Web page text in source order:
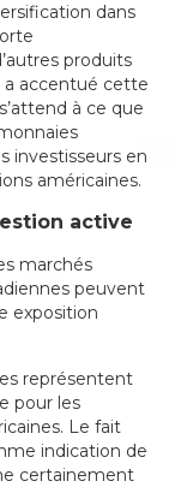
dans
produits
a accentué cette
à ce que
investisseurs en
américaines.
active
marchés
peuvent
exposition
représentent
pour les
Le fait
indication de
certainement